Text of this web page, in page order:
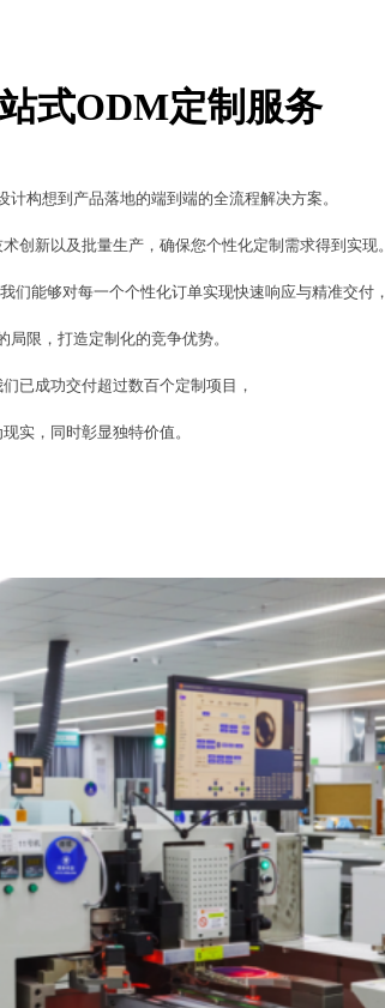
式ODM定制服务
构想到产品落地的端到端的全流程解决方案。
创新以及批量生产，确保您个性化定制需求得到实现。
们能够对每一个个性化订单实现快速响应与精准交付，
限，打造定制化的竞争优势。
已成功交付超过数百个定制项目，
实，同时彰显独特价值。